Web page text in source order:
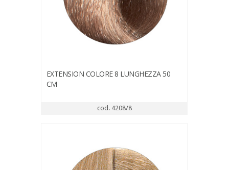
EXTENSION COLORE 8 LUNGHEZZA 50
CM
cod. 4208/8